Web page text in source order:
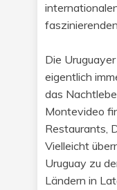
Die
eigentlich
das
Montevideo
Restaurants,
Vielleicht
Uruguay zu
Ländern in